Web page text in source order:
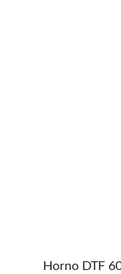
Horno DTF